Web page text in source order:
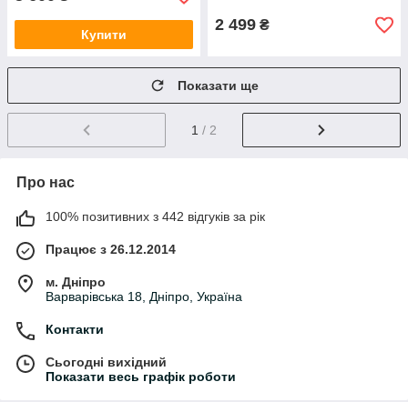
Купити
2 499 ₴
Показати ще
1 / 2
Про нас
100% позитивних з 442 відгуків за рік
Працює з 26.12.2014
м. Дніпро
Варварівська 18, Дніпро, Україна
Контакти
Сьогодні вихідний
Показати весь графік роботи